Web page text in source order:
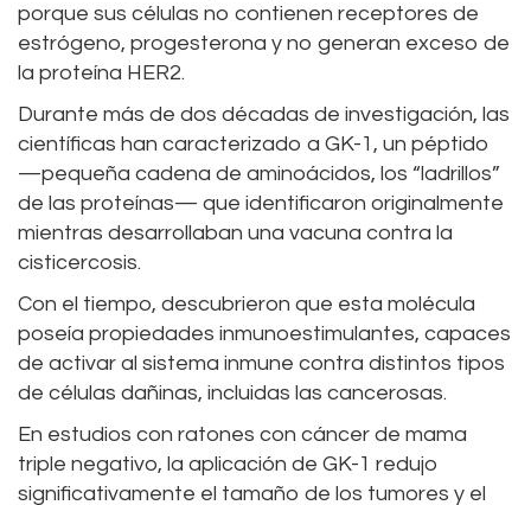
porque sus células no contienen receptores de
estrógeno, progesterona y no generan exceso de
la proteína HER2.
Durante más de dos décadas de investigación, las
científicas han caracterizado a GK-1, un péptido
—pequeña cadena de aminoácidos, los “ladrillos”
de las proteínas— que identificaron originalmente
mientras desarrollaban una vacuna contra la
cisticercosis.
Con el tiempo, descubrieron que esta molécula
poseía propiedades inmunoestimulantes, capaces
de activar al sistema inmune contra distintos tipos
de células dañinas, incluidas las cancerosas.
En estudios con ratones con cáncer de mama
triple negativo, la aplicación de GK-1 redujo
significativamente el tamaño de los tumores y el